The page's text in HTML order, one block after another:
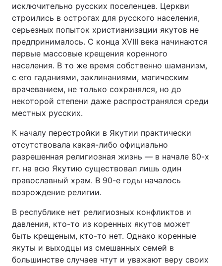
исключительно русских поселенцев. Церкви
строились в острогах для русского населения,
серьезных попыток христианизации якутов не
предпринималось. C конца XVIII века начинаются
первые массовые крещения коренного
населения. В то же время собственно шаманизм,
с его гаданиями, заклинаниями, магическим
врачеванием, не только сохранялся, но до
некоторой степени даже распространялся среди
местных русских.
К началу перестройки в Якутии практически
отсутствовала какая-либо официально
разрешенная религиозная жизнь — в начале 80-х
гг. на всю Якутию существовал лишь один
православный храм. В 90-е годы началось
возрождение религии.
В республике нет религиозных конфликтов и
давления, кто-то из коренных якутов может
быть крещеным, кто-то нет. Однако коренные
якуты и выходцы из смешанных семей в
большинстве случаев чтут и уважают веру своих